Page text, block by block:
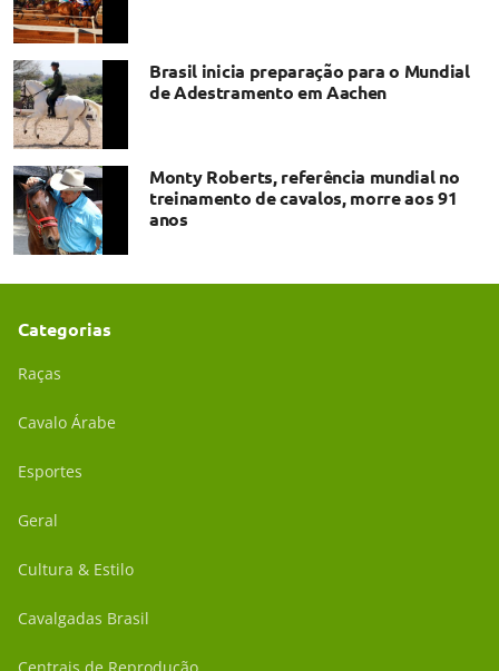
Brasil inicia preparação para o Mundial
de Adestramento em Aachen
Monty Roberts, referência mundial no
treinamento de cavalos, morre aos 91
anos
Categorias
Raças
Cavalo Árabe
Esportes
Geral
Cultura & Estilo
Cavalgadas Brasil